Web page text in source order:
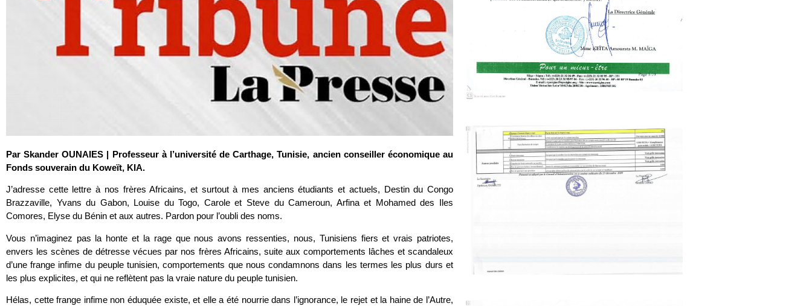
Par Skander OUNAIES | Professeur à l’université de Carthage, Tunisie, ancien conseiller économique au
Fonds souverain du Koweït, KIA.
J’adresse cette lettre à nos frères Africains, et surtout à mes anciens étudiants et actuels, Destin du Congo
Brazzaville, Yvans du Gabon, Louise du Togo, Carole et Steve du Cameroun, Arfina et Mohamed des Iles
Comores, Elyse du Bénin et aux autres. Pardon pour l’oubli des noms.
Vous n’imaginez pas la honte et la rage que nous avons ressenties, nous, Tunisiens fiers et vrais patriotes,
envers les scènes de détresse vécues par nos frères Africains, suite aux comportements lâches et scandaleux
d’une frange infime du peuple tunisien, comportements que nous condamnons dans les termes les plus durs et
les plus explicites, et qui ne reflètent pas la vraie nature du peuple tunisien.
Hélas, cette frange infime non éduquée existe, et elle a été nourrie dans l’ignorance, le rejet et la haine de l’Autre,